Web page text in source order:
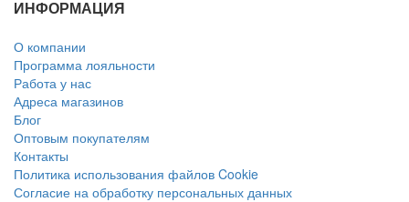
ИНФОРМАЦИЯ
О компании
Программа лояльности
Работа у нас
Адреса магазинов
Блог
Оптовым покупателям
Контакты
Политика использования файлов Cookie
Согласие на обработку персональных данных